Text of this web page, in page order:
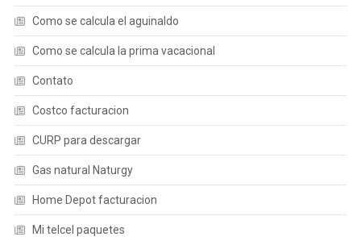
Como se calcula el aguinaldo
Como se calcula la prima vacacional
Contato
Costco facturacion
CURP para descargar
Gas natural Naturgy
Home Depot facturacion
Mi telcel paquetes